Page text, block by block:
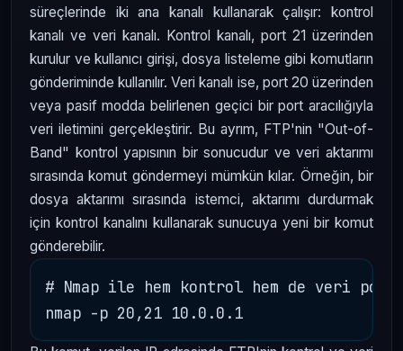
süreçlerinde iki ana kanalı kullanarak çalışır: kontrol
kanalı ve veri kanalı. Kontrol kanalı, port 21 üzerinden
kurulur ve kullanıcı girişi, dosya listeleme gibi komutların
gönderiminde kullanılır. Veri kanalı ise, port 20 üzerinden
veya pasif modda belirlenen geçici bir port aracılığıyla
veri iletimini gerçekleştirir. Bu ayrım, FTP'nin "Out-of-
Band" kontrol yapısının bir sonucudur ve veri aktarımı
sırasında komut göndermeyi mümkün kılar. Örneğin, bir
dosya aktarımı sırasında istemci, aktarımı durdurmak
için kontrol kanalını kullanarak sunucuya yeni bir komut
gönderebilir.
# Nmap ile hem kontrol hem de veri